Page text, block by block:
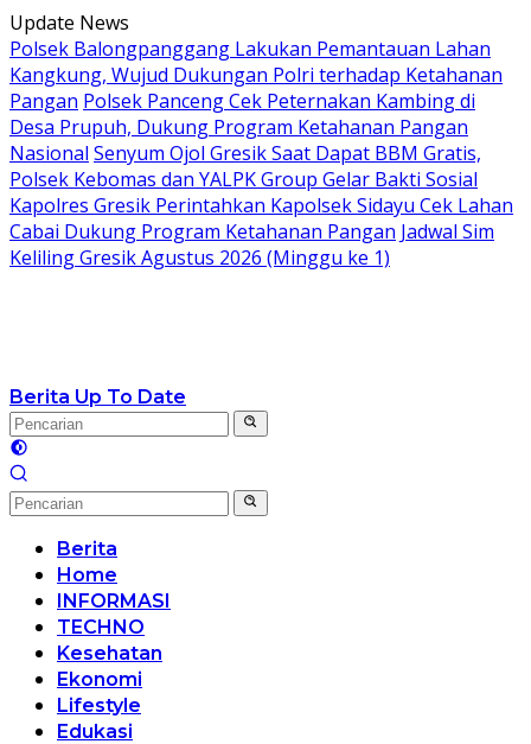
Langsung
ke
konten
Update News
Polsek Balongpanggang Lakukan Pemantauan Lahan
Kangkung, Wujud Dukungan Polri terhadap Ketahanan
Pangan Polsek Panceng Cek Peternakan Kambing di
Desa Prupuh, Dukung Program Ketahanan Pangan
Nasional Senyum Ojol Gresik Saat Dapat BBM Gratis,
Polsek Kebomas dan YALPK Group Gelar Bakti Sosial
Kapolres Gresik Perintahkan Kapolsek Sidayu Cek Lahan
Cabai Dukung Program Ketahanan Pangan Jadwal Sim
Keliling Gresik Agustus 2026 (Minggu ke 1)
Berita Up To Date
Berita
Home
INFORMASI
TECHNO
Kesehatan
Ekonomi
Lifestyle
Edukasi